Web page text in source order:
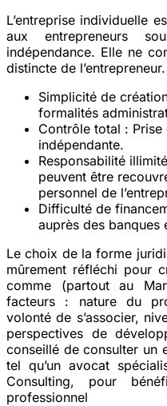
L’entreprise individuelle
aux entrepreneurs
indépendance. Elle ne
distincte de l’entrepreneur.
Simplicité de
formalités
Contrôle total :
indépendante.
Responsabilité
peuvent être
personnel de
Difficulté de
auprès des banques
Le choix de la forme
mûrement réfléchi pour
comme (partout au
facteurs : nature du
volonté de s’associer,
perspectives de
conseillé de consulter un
tel qu’un avocat
Consulting, pour
professionnel